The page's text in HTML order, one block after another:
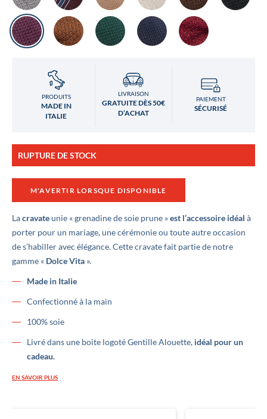
PRODUITS
MADE IN
ITALIE
LIVRAISON
GRATUITE DÈS 50€
D’ACHAT
PAIEMENT
SÉCURISÉ
RUPTURE DE STOCK
M'AVERTIR LORSQUE DISPONIBLE
Lacravateunie « grenadine de soie prune »est l’accessoire idéal à
porter pour un mariage, une cérémonie ou toute autre occasion
de s’habiller avec élégance. Cette cravate fait partie de notre
gamme « Dolce Vita ».
Made in Italie
Confectionné à la main
100% soie
Livré dans une boite logoté Gentille Alouette, idéal pour un
cadeau.
EN SAVOIR PLUS